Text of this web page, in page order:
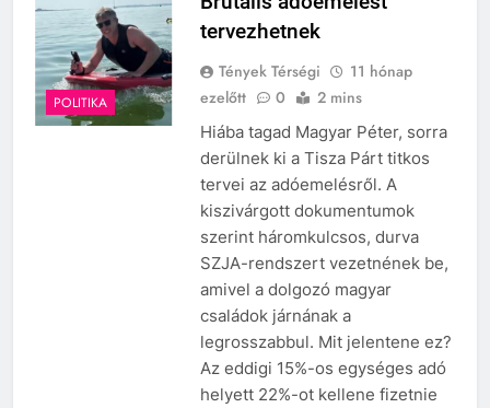
Dunakeszin és Gödön – a
közösség ereje és az
összetartozás ünnepe
9 Hónap Ezelőtt
Dunakeszin! Két város,
két giga buli – te hol
10 Hónap Ezelőtt
Kiszivárgott a
Tisza Párt
adatbázisa – gödi
név is a listán!
10 Hónap Ezelőtt
Dunakeszi
méltóságteljesen
emlékezett az aradi
vértanúkra
10 Hónap Ezelőtt
Közel 20 ezer
felhasználó adatai
szivároghattak ki –
a Tisza Világ
applikáció
botránya
10 Hónap Ezelőtt
Dobrev programot
hirdet, a Tisza a Dunán
hajókázik
10 Hónap Ezelőtt
POLITIKA
tervezhetnek
Tények Térségi
11 hónap
ezelőtt
0 2 mins
Hiába tagad Magyar Péter, sorra
derülnek ki a Tisza Párt titkos
tervei az adóemelésről. A
kiszivárgott dokumentumok
szerint háromkulcsos, durva
SZJA-rendszert vezetnének be,
amivel a dolgozó magyar
családok járnának a
legrosszabbul. Mit jelentene ez?
Az eddigi 15%-os egységes adó
helyett 22%-ot kellene fizetnie